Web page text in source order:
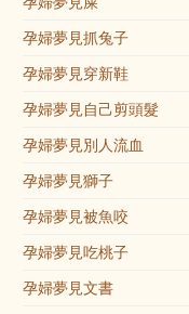
孕婦夢見抓兔子
孕婦夢見穿新鞋
孕婦夢見自己剪頭髮
孕婦夢見別人流血
孕婦夢見獅子
孕婦夢見被魚咬
孕婦夢見吃桃子
孕婦夢見文書